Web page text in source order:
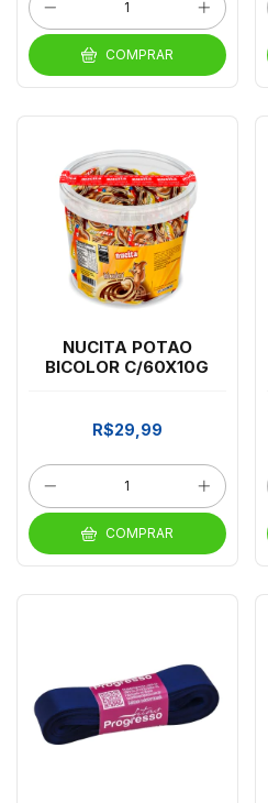
COMPRAR
NUCITA POTAO
BICOLOR C/60X10G
R$29,99
COMPRAR